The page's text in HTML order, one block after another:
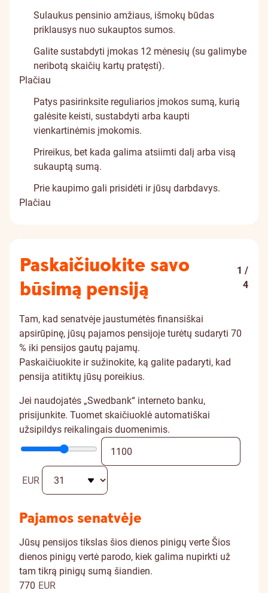
Sulaukus pensinio amžiaus, išmokų būdas
priklausys nuo sukauptos sumos.
Galite sustabdyti įmokas 12 mėnesių (su galimybe
neribotą skaičių kartų pratęsti).
Plačiau
Patys pasirinksite reguliarios įmokos sumą, kurią
galėsite keisti, sustabdyti arba kaupti
vienkartinėmis įmokomis.
Prireikus, bet kada galima atsiimti dalį arba visą
sukauptą sumą.
Prie kaupimo gali prisidėti ir jūsų darbdavys.
Plačiau
Paskaičiuokite savo
būsimą pensiją
1 /
4
Tam, kad senatvėje jaustumėtės finansiškai
apsirūpinę, jūsų pajamos pensijoje turėtų sudaryti 70
% iki pensijos gautų pajamų.
Paskaičiuokite ir sužinokite, ką galite padaryti, kad
pensija atitiktų jūsų poreikius.
Jei naudojatės „Swedbank“ interneto banku,
prisijunkite. Tuomet skaičiuoklė automatiškai
užsipildys reikalingais duomenimis.
EUR
Pajamos senatvėje
Jūsų pensijos tikslas šios dienos pinigų verte Šios
dienos pinigų vertė parodo, kiek galima nupirkti už
tam tikrą pinigų sumą šiandien.
770 EUR